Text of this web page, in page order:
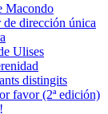
Macondo
dirección única
Ulises
distingits
favor (2ª edición)